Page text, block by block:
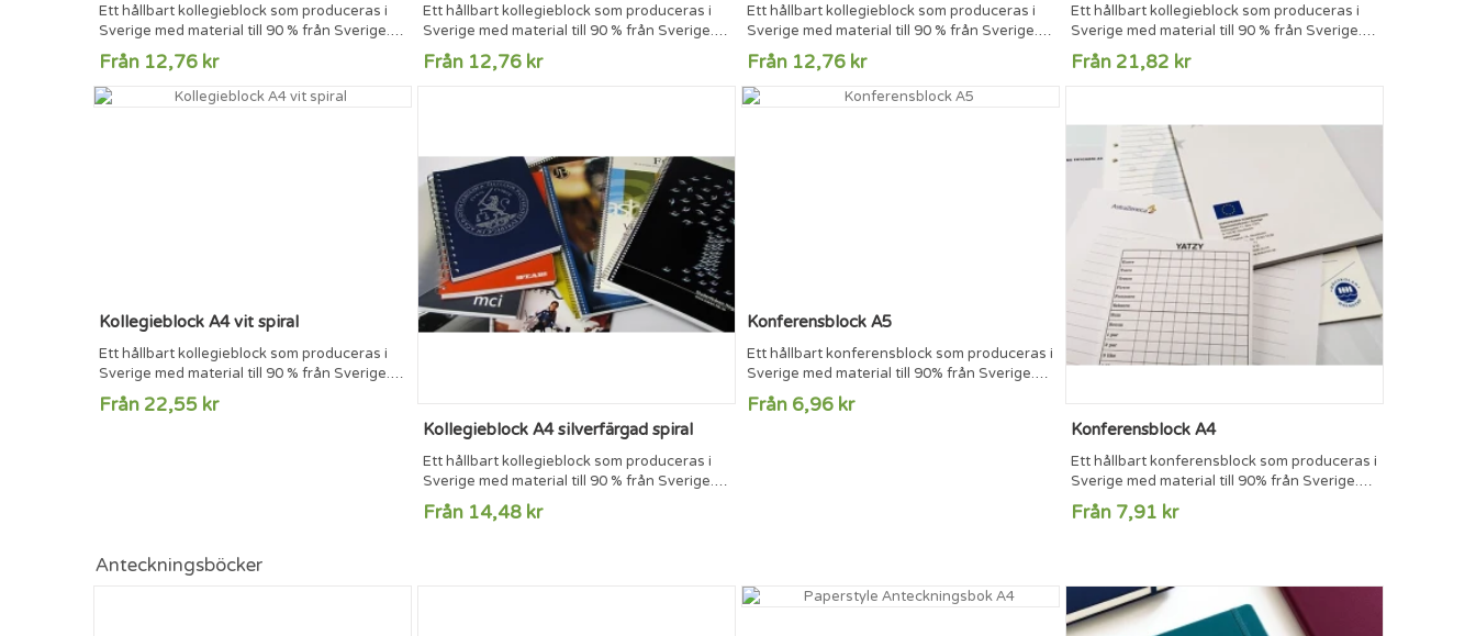
Ett hållbart kollegieblock som produceras i
Sverige med material till 90 % från Sverige.
70 blad 70g/m2 vitt papper med triohålning
och perforering. Blocken kan tryckas på
framsida och på insidan av framsidan om så
önskas. Spiralen finns i vit, svart och
Från 12,76 kr
Ett hållbart kollegieblock som produceras i
Sverige med material till 90 % från Sverige.
70 blad 70g/m2 vitt papper med triohålning
och perforering. Blocken kan tryckas på
Från 12,76 kr
Ett hållbart kollegieblock som produceras i
Sverige med material till 90 % från Sverige.
70 blad 70g/m2 vitt papper med triohålning
och perforering. Blocken kan tryckas på
framsida och på insidan av framsidan om så
önskas. Spiralen finns i vit, svart och
Från 12,76 kr
Ett hållbart kollegieblock som produceras i
Sverige med material till 90 % från Sverige.
70 blad 70g/m2 vitt papper med triohålning
och perforering. Blocken kan tryckas på
Sprialen finns i vit, svart och silvertråd.
Från 21,82 kr
Kollegieblock A4 vit spiral
Ett hållbart kollegieblock som produceras i
Sverige med material till 90 % från Sverige.
70 blad 70g/m2 vitt papper med triohålning
och perforering. Blocken kan tryckas på
Från 22,55 kr
Kollegieblock A4 silverfärgad spiral
Ett hållbart kollegieblock som produceras i
Sverige med material till 90 % från Sverige.
70 blad 70g/m2 vitt papper med triohålning
och perforering. Blocken kan tryckas på
Från 14,48 kr
Konferensblock A5
Ett hållbart konferensblock som produceras i
Sverige med material till 90% från Sverige.
20 blad á 80g/m2 som är limmade i överkant.
Limblocken levereras med baksida i
Från 6,96 kr
Konferensblock A4
Ett hållbart konferensblock som produceras i
Sverige med material till 90% från Sverige.
20 blad á 80g/m2 som är limmade i överkant.
Limblocken levereras med baksida i
Linjer eller rutor trycks som en del av
kundens önskade profil.
Från 7,91 kr
Anteckningsböcker